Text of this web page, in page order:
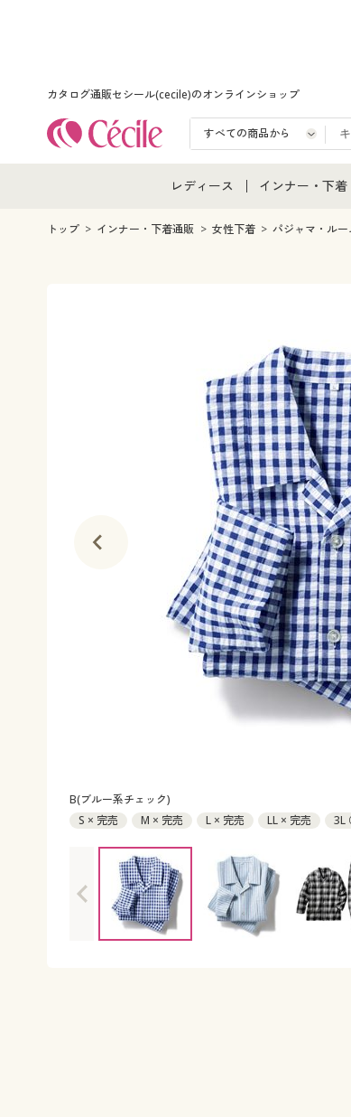
カタログ通販セシール(cecile)のオンラインショップ
レディース
レディース通販すべて
インナー・下着
インナー・下着
ジュニア・テ
トップ インナー・下着通販 女性下着 パジャマ・ル
B(ブルー系チェック)
S × 完売
M × 完売 L × 完売 LL × 完売 3L